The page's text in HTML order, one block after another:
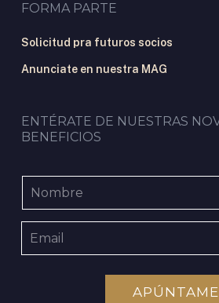
FORMA PARTE
Solicitud pra futuros socios
Anunciate en nuestra MAG
ENTÉRATE DE NUESTRAS
BENEFICIOS
APÚNTAME